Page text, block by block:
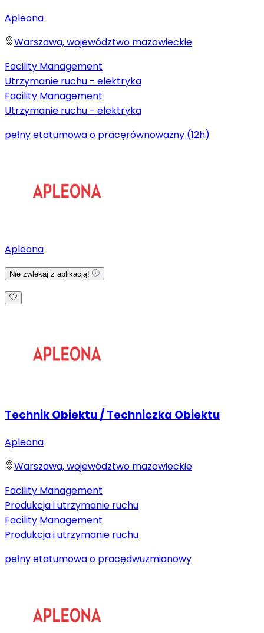
Apleona
Warszawa, województwo mazowieckie
Facility Management
Utrzymanie ruchu - elektryka
Facility Management
Utrzymanie ruchu - elektryka
pełny etatumowa o pracęrównoważny (12h)
Apleona
Nie zwlekaj z aplikacją!
Technik Obiektu / Techniczka Obiektu
Apleona
Warszawa, województwo mazowieckie
Facility Management
Produkcja i utrzymanie ruchu
Facility Management
Produkcja i utrzymanie ruchu
pełny etatumowa o pracędwuzmianowy